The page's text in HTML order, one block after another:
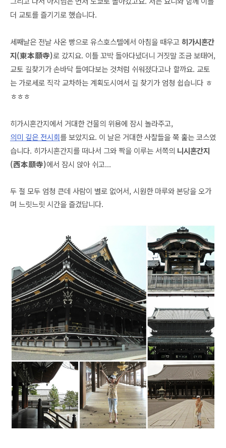
더 교토를 즐기기로 했습니다.
세째날은 전날 사온 빵으로 유스호스텔에서 아침을 때우고 히가시혼간
지(東本願寺)로 갔지요. 이틀 꼬박 돌아다녔더니 거짓말 조금 보태어,
교토 길찾기가 손바닥 들여다보는 것처럼 쉬워졌다고나 할까요. 교토
는 가로세로 직각 교차하는 계획도시여서 길 찾기가 엄청 쉽습니다 ㅎ
ㅎㅎㅎ
히가시혼간지에서 거대한 건물의 위용에 잠시 놀라주고,
의미 깊은 전시회를 보았지요. 이 날은 거대한 사찰들을 쭉 훑는 코스였
습니다. 히가시혼간지를 떠나서 그와 짝을 이루는 서쪽의 니시혼간지
(西本願寺)에서 잠시 앉아 쉬고...
두 절 모두 엄청 큰데 사람이 별로 없어서, 시원한 마루와 본당을 오가
며 느릿느릿 시간을 즐겼답니다.